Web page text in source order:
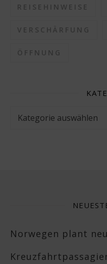
REISEHINWEISE
VERSCHÄRFUNG
ÖFFNUNG
Norwegen plant